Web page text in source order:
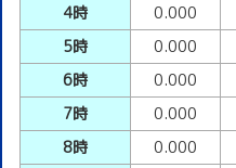
4時
0.000
5時
0.000
6時
0.000
7時
0.000
8時
0.000